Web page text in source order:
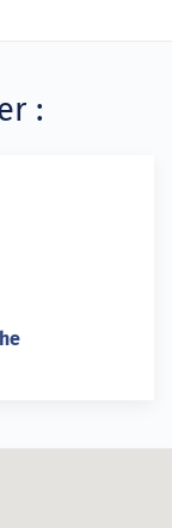
: